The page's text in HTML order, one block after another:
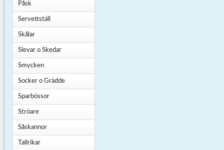
Påsk
Servettställ
Skålar
Slevar o Skedar
Smycken
Socker o Grädde
Sparbössor
Ströare
Såskannor
Tallrikar